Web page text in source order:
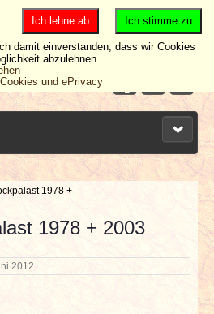
1978 +
1978 + 2003
2012
Ich stimme zu
Ich lehne ab
damit einverstanden, dass wir Cookies
abzulehnen.
und ePrivacy